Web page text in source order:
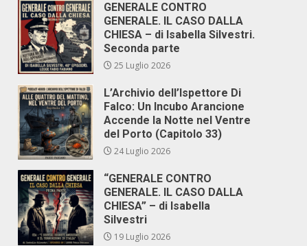
GENERALE CONTRO
GENERALE. IL CASO DALLA
CHIESA – di Isabella Silvestri.
Seconda parte
25 Luglio 2026
L’Archivio dell’Ispettore Di
Falco: Un Incubo Arancione
Accende la Notte nel Ventre
del Porto (Capitolo 33)
24 Luglio 2026
“GENERALE CONTRO
GENERALE. IL CASO DALLA
CHIESA” – di Isabella
Silvestri
19 Luglio 2026